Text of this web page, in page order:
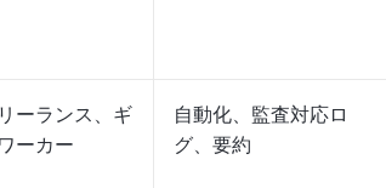
ーランス、ギ
ーカー
自動化、監査対応ロ
グ、要約